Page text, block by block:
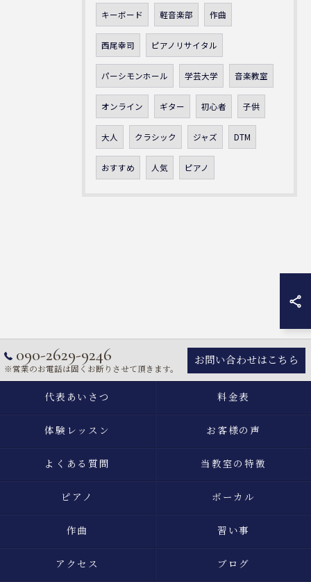
キーボード 軽音楽部 作曲
西尾幸司 ピアノリサイタル
パーシモンホール 学芸大学 音楽教室
オンライン ギター 初心者 子供
大人 クラシック ジャズ DTM
おすすめ 人気 ピアノ
090-2629-9246
※営業のお電話は固くお断りさせて頂きます。
お問い合わせはこちら
代表あいさつ 料金表
体験レッスン お客様の声
よくある質問 当教室の特徴
ピアノ ボーカル
作曲 習い事
アクセス ブログ